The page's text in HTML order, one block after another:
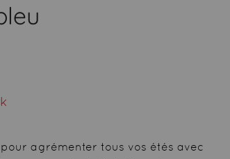
agrémenter tous vos étés avec